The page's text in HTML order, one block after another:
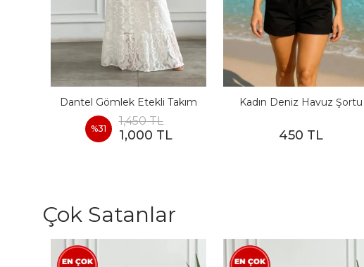
Dantel Gömlek Etekli Takım
%31
1,450 TL
1,000 TL
Kadın Deniz Havuz Şortu
450 TL
Çok Satanlar